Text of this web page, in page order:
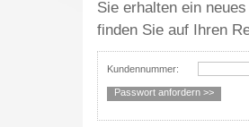
Sie erhalten ein
finden Sie auf Ihren
Kundennummer: